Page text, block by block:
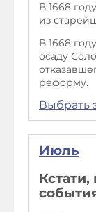
В 1668
из
В 1668
осаду
реформу.
Выбрать
Июль